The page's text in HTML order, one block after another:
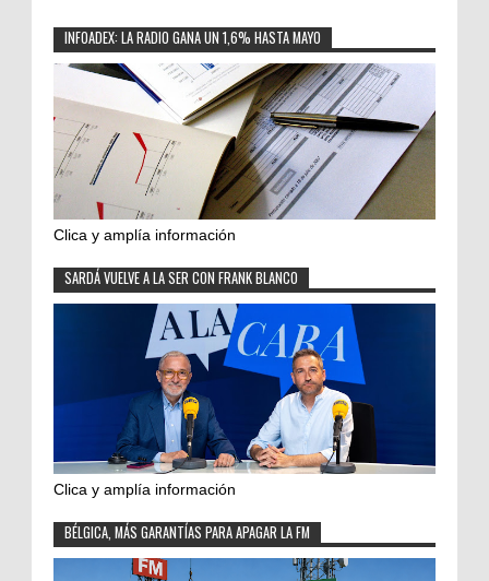
INFOADEX: LA RADIO GANA UN 1,6% HASTA MAYO
Clica y amplía información
SARDÁ VUELVE A LA SER CON FRANK BLANCO
Clica y amplía información
BÉLGICA, MÁS GARANTÍAS PARA APAGAR LA FM